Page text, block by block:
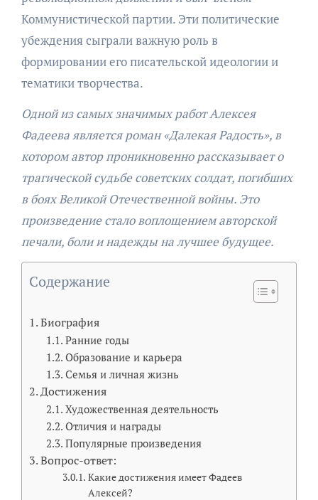
Коммунистической партии. Эти политические
убеждения сыграли важную роль в
формировании его писательской идеологии и
тематики творчества.
Одной из самых значимых работ Алексея
Фадеева является роман «Далекая Радость», в
котором автор проникновенно рассказывает о
трагической судьбе советских солдат, погибших
в боях Великой Отечественной войны. Это
произведение стало воплощением авторской
печали, боли и надежды на лучшее будущее.
Содержание
Биография
Ранние годы
Образование и карьера
Семья и личная жизнь
Достижения
Художественная деятельность
Отличия и награды
Популярные произведения
Вопрос-ответ:
Какие достижения имеет Фадеев
Алексей?